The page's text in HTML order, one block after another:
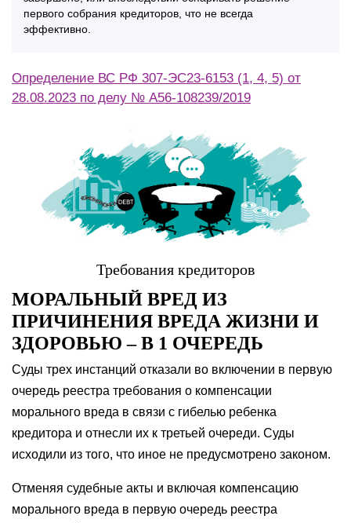
первого собрания кредиторов, что не всегда
эффективно.
Определение ВС РФ 307-ЭС23-6153 (1, 4, 5) от
28.08.2023 по делу № А56-108239/2019
Требования кредиторов
МОРАЛЬНЫЙ ВРЕД ИЗ
ПРИЧИНЕНИЯ ВРЕДА ЖИЗНИ И
ЗДОРОВЬЮ – В 1 ОЧЕРЕДЬ
Суды трех инстанций отказали во включении в первую
очередь реестра требования о компенсации
морального вреда в связи с гибелью ребенка
кредитора и отнесли их к третьей очереди. Суды
исходили из того, что иное не предусмотрено законом.
Отменяя судебные акты и включая компенсацию
морального вреда в первую очередь реестра